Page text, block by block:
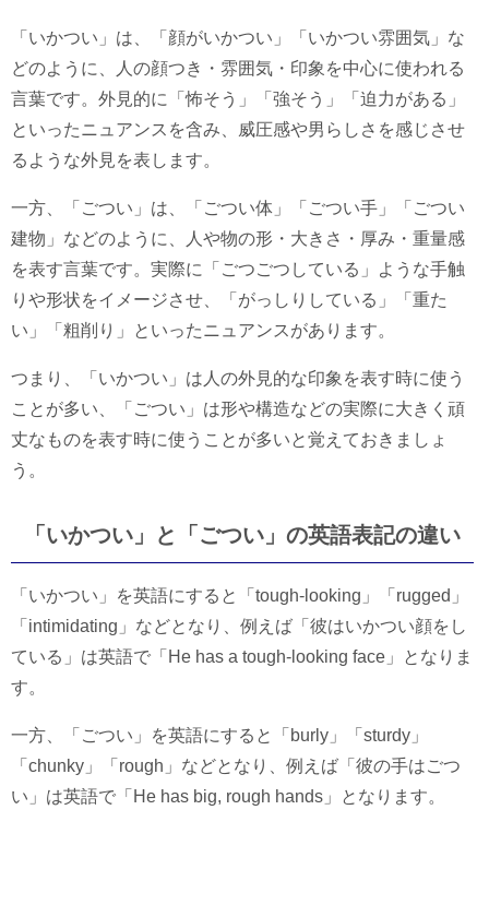
「いかつい」は、「顔がいかつい」「いかつい雰囲気」な
どのように、人の顔つき・雰囲気・印象を中心に使われる
言葉です。外見的に「怖そう」「強そう」「迫力がある」
といったニュアンスを含み、威圧感や男らしさを感じさせ
るような外見を表します。
一方、「ごつい」は、「ごつい体」「ごつい手」「ごつい
建物」などのように、人や物の形・大きさ・厚み・重量感
を表す言葉です。実際に「ごつごつしている」ような手触
りや形状をイメージさせ、「がっしりしている」「重た
い」「粗削り」といったニュアンスがあります。
つまり、「いかつい」は人の外見的な印象を表す時に使う
ことが多い、「ごつい」は形や構造などの実際に大きく頑
丈なものを表す時に使うことが多いと覚えておきましょ
う。
「いかつい」と「ごつい」の英語表記の違い
「いかつい」を英語にすると「tough-looking」「rugged」
「intimidating」などとなり、例えば「彼はいかつい顔をし
ている」は英語で「He has a tough-looking face」となりま
す。
一方、「ごつい」を英語にすると「burly」「sturdy」
「chunky」「rough」などとなり、例えば「彼の手はごつ
い」は英語で「He has big, rough hands」となります。